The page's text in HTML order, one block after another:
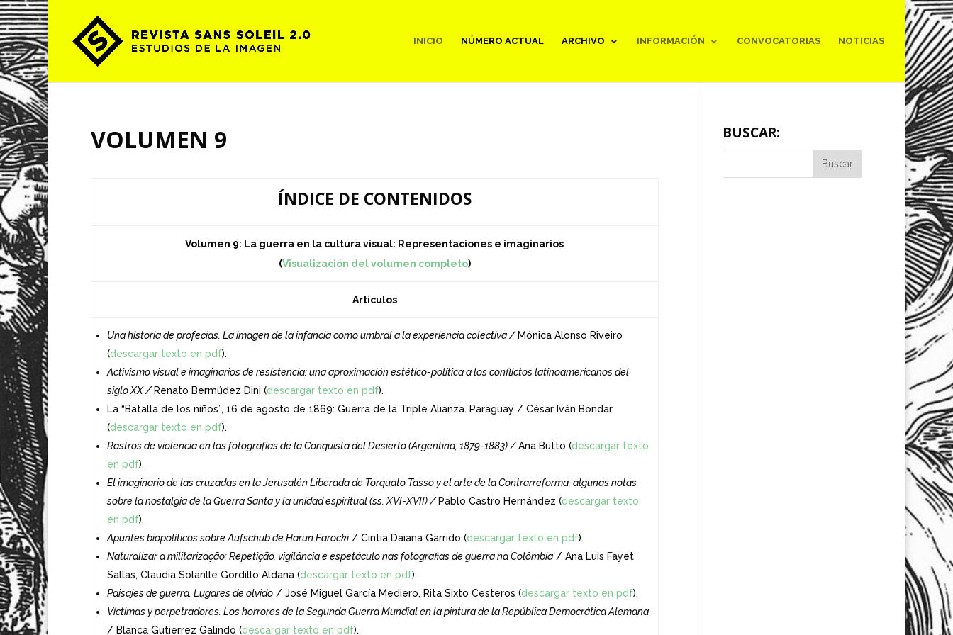
INICIO NÚMERO ACTUAL ARCHIVO INFORMACIÓN CONVOCATORIAS NOTICIAS
VOLUMEN 9
ÍNDICE DE CONTENIDOS
Volumen 9: La guerra en la cultura visual: Representaciones e imaginarios
(Visualización del volumen completo)
Artículos
Una historia de profecías. La imagen de la infancia como umbral a la experiencia colectiva / Mónica Alonso Riveiro
(descargar texto en pdf).
Activismo visual e imaginarios de resistencia: una aproximación estético-política a los conflictos latinoamericanos del
siglo XX / Renato Bermúdez Dini (descargar texto en pdf).
La “Batalla de los niños”, 16 de agosto de 1869: Guerra de la Triple Alianza. Paraguay / César Iván Bondar
(descargar texto en pdf).
Rastros de violencia en las fotografías de la Conquista del Desierto (Argentina, 1879-1883) /Ana Butto (descargar texto
en pdf).
El imaginario de las cruzadas en la Jerusalén Liberada de Torquato Tasso y el arte de la Contrarreforma: algunas notas
sobre la nostalgia de la Guerra Santa y la unidad espiritual (ss. XVI-XVII) / Pablo Castro Hernández (descargar texto
en pdf).
Apuntes biopolíticos sobre Aufschub de Harun Farocki/ Cintia Daiana Garrido (descargar texto en pdf).
Naturalizar a militarização: Repetição, vigilância e espetáculo nas fotografias de guerra na Colômbia/ Ana Luis Fayet
Sallas, Claudia Solanlle Gordillo Aldana (descargar texto en pdf).
Paisajes de guerra. Lugares de olvido/ José Miguel García Mediero, Rita Sixto Cesteros (descargar texto en pdf).
Víctimas y perpetradores. Los horrores de la Segunda Guerra Mundial en la pintura de la República Democrática Alemana
/ Blanca Gutiérrez Galindo (descargar texto en pdf).
BUSCAR: